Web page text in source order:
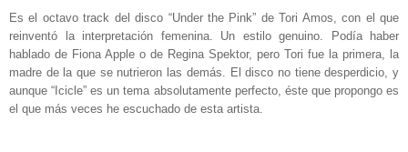
Es el octavo track del disco “Under the Pink” de Tori Amos, con el que
reinventó la interpretación femenina. Un estilo genuino. Podía haber
hablado de Fiona Apple o de Regina Spektor, pero Tori fue la primera, la
madre de la que se nutrieron las demás. El disco no tiene desperdicio, y
aunque “Icicle” es un tema absolutamente perfecto, éste que propongo es
el que más veces he escuchado de esta artista.